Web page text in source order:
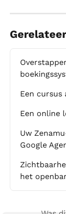
Een cursus
Een online
Uw
Google
het